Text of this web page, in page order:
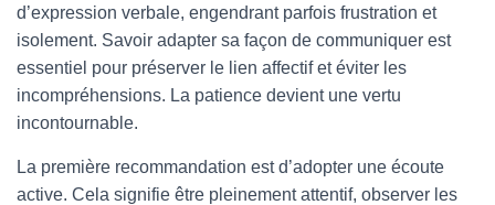
d’expression verbale, engendrant parfois frustration et
isolement. Savoir adapter sa façon de communiquer est
essentiel pour préserver le lien affectif et éviter les
incompréhensions. La patience devient une vertu
incontournable.
La première recommandation est d’adopter une écoute
active. Cela signifie être pleinement attentif, observer les